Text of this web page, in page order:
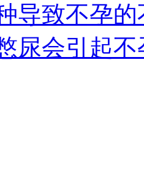
导致不孕
尿会引起不